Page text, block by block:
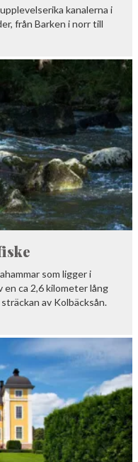
kanalerna i
från Barken i norr till
som ligger i
en ca 2,6 kilometer lång
av Kolbäcksån.